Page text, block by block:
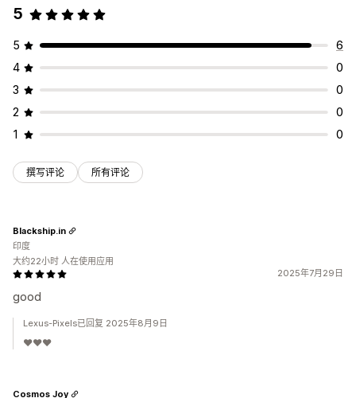
5
5
6
4
0
3
0
2
0
1
0
撰写评论 所有评论
2025年7月29日
good
Blackship.in
印度
大约22小时 人在使用应用
Lexus-Pixels已回复 2025年8月9日
❤❤❤
Cosmos Joy